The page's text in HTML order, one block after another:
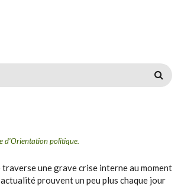
DE RECHERCHE
d'Orientation politique.
une grave crise interne au moment
prouvent un peu plus chaque jour